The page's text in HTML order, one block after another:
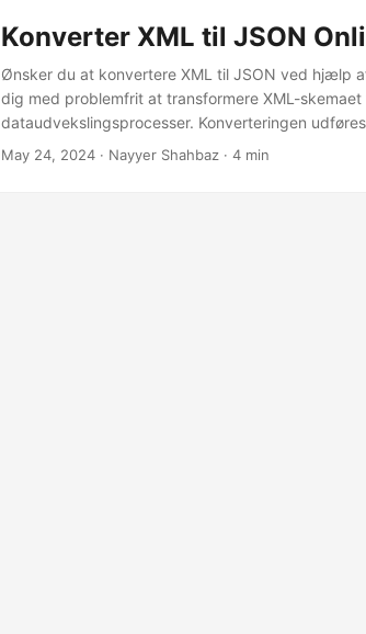
Konverter XML til JSON
Ønsker du at konvertere XML til JSON ved hjælp
dig med problemfrit at transformere XML-
dataudvekslingsprocesser. Konverteringen
May 24, 2024 · Nayyer Shahbaz · 4 min